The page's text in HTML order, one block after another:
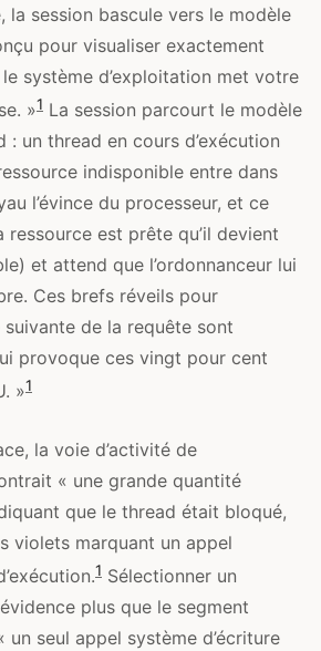
la session bascule vers le modèle
pour visualiser exactement
système d’exploitation met votre
»1 La session parcourt le modèle
: un thread en cours d’exécution
indisponible entre dans
l’évince du processeur, et ce
ressource est prête qu’il devient
et attend que l’ordonnanceur lui
Ces brefs réveils pour
suivante de la requête sont
provoque ces vingt pour cent
»1
la voie d’activité de
« une grande quantité
que le thread était bloqué,
violets marquant un appel
1 Sélectionner un
plus que le segment
un seul appel système d’écriture